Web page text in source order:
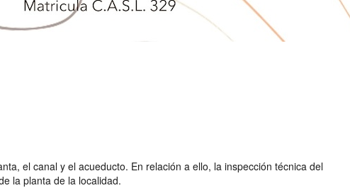
el canal y el acueducto. En relación a ello, la inspección técnica del
la planta de la localidad.